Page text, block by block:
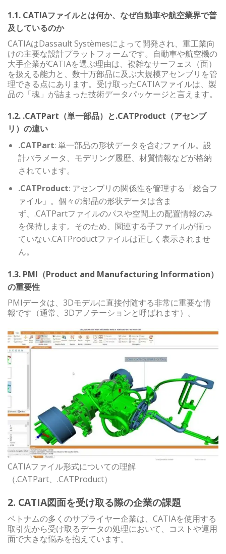
1.1. CATIAファイルとは何か、なぜ自動車や航空業界で普
及しているのか
CATIAはDassault Systèmesによって開発され、重工業向
けの主要な設計プラットフォームです。自動車や航空機の
大手企業がCATIAを選ぶ理由は、複雑なサーフェス（面）
を扱える能力と、数十万部品に及ぶ大規模アセンブリを管
理できる点にあります。受け取ったCATIAファイルは、製
品の「魂」が詰まった技術データパッケージと言えます。
1.2. .CATPart（単一部品）と.CATProduct（アセンブ
リ）の違い
.CATPart: 単一部品の形状データを含むファイル。設
計パラメータ、モデリング履歴、材質情報などが格納
されています。
.CATProduct: アセンブリの関係性を管理する「総合フ
ァイル」。個々の部品の形状データは含ま
ず、.CATPartファイルのパスや空間上の配置情報のみ
を保持します。そのため、関連する子ファイルが揃っ
ていない.CATProductファイルは正しく表示されませ
ん。
1.3. PMI（Product and Manufacturing Information）
の重要性
PMIデータは、3Dモデルに直接付随する非常に重要な情
報です（通常、3Dアノテーションと呼ばれます）。
CATIAファイル形式についての理解
（.CATPart、.CATProduct）
2. CATIA図面を受け取る際の企業の課題
ベトナムの多くのサプライヤー企業は、CATIAを使用する
取引先から受け取るデータの処理において、コストや運用
面で大きな悩みを抱えています。